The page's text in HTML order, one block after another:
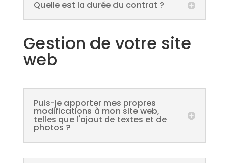
Quelle est la durée du contrat ?
Gestion de votre site
web
Puis-je apporter mes propres
modifications à mon site web,
telles que l'ajout de textes et de
photos ?